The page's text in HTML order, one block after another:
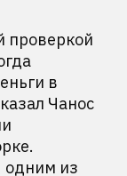
проверкой
в
Чанос
одним из